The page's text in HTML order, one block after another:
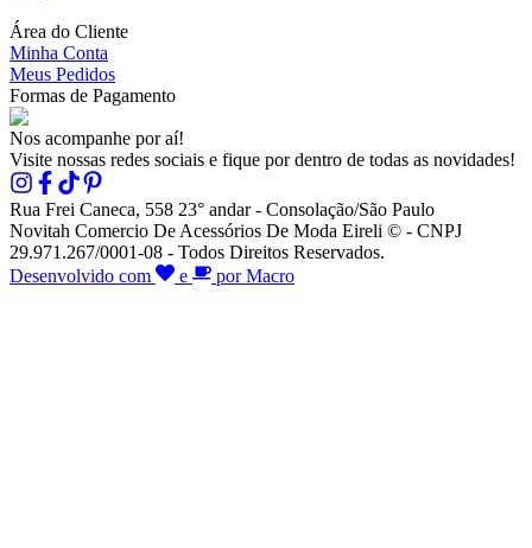
Área do Cliente
Minha Conta
Meus Pedidos
Formas de Pagamento
Nos acompanhe por aí!
Visite nossas redes sociais e fique por dentro de todas as novidades!
Rua Frei Caneca, 558 23° andar - Consolação/São Paulo
Novitah Comercio De Acessórios De Moda Eireli © - CNPJ
29.971.267/0001-08 - Todos Direitos Reservados.
Desenvolvido com
e por Macro